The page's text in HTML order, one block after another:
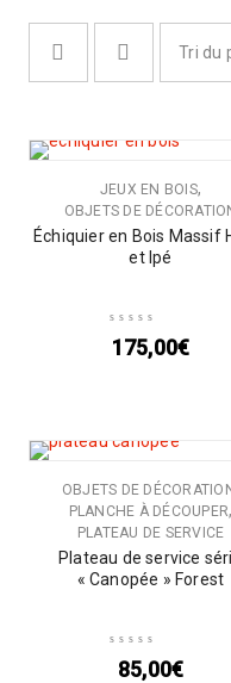
Tri du
JEUX EN BOIS,
OBJETS DE
Échiquier en Bois Massif
et Ipé
175,00€
OBJETS DE
PLANCHE À DÉCOUPER,
PLATEAU DE SERVICE
Plateau de service
« Canopée » Forest
85,00€